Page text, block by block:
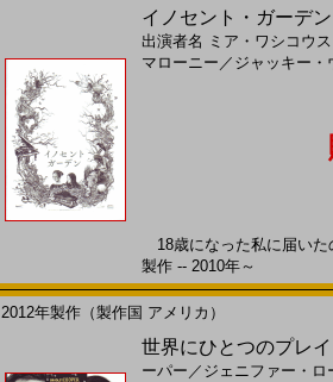
イノセント・ガーデ
出演者名 ミア・ワシコウ
マローニー ／ ジャッキー・
18歳になった私に届い
製作 -- 2010年～
2012年製作（製作国 アメリカ）
世界にひとつのプレ
ーパー ／ ジェニファー・ロ